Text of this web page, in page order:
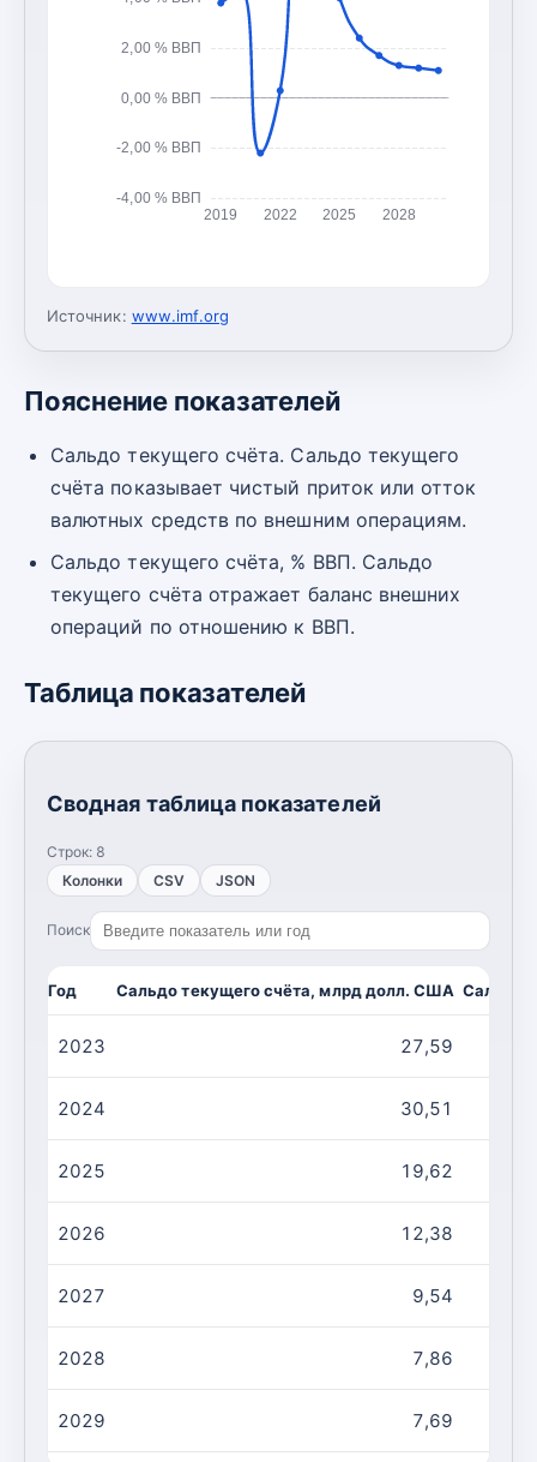
-4,00 % ВВП
-2,00 % ВВП
0,00 % ВВП
2,00 % ВВП
2019 2022 2025 2028
Источник: www.imf.org
Пояснение показателей
Сальдо текущего счёта. Сальдо текущего
счёта показывает чистый приток или отток
валютных средств по внешним операциям.
Сальдо текущего счёта, % ВВП. Сальдо
текущего счёта отражает баланс внешних
операций по отношению к ВВП.
Таблица показателей
Сводная таблица показателей
Строк: 8
Колонки
CSV JSON
Поиск
Год Сальдо текущего счёта, млрд долл. США Сальдо
2023 27,59
2024 30,51
2025 19,62
2026 12,38
2027 9,54
2028 7,86
2029 7,69